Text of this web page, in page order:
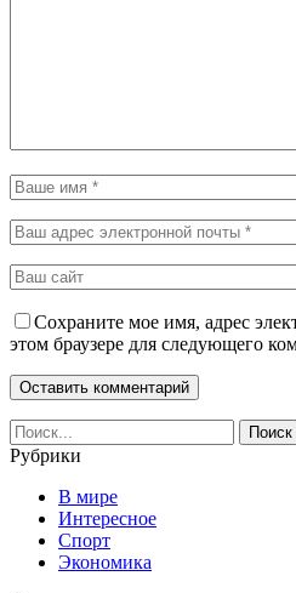
Сохраните мое имя, адрес
этом браузере для следующего
Рубрики
В мире
Интересное
Спорт
Экономика